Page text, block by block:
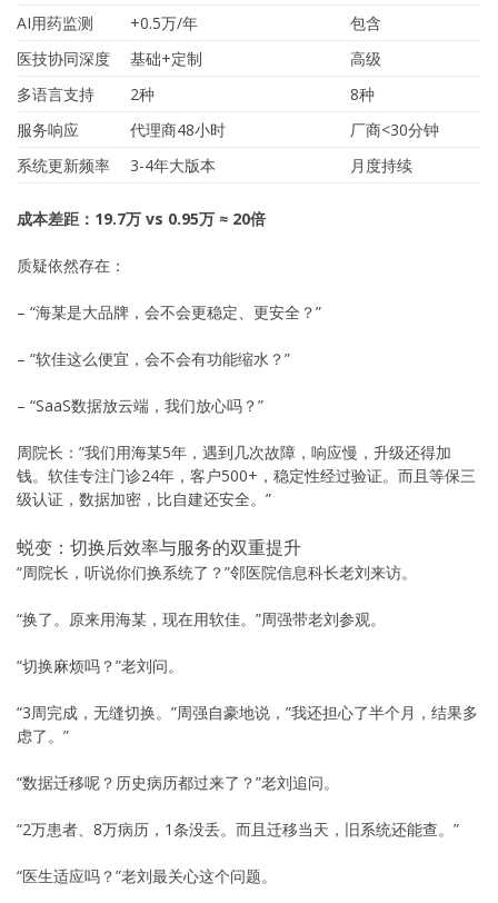
AI用药监测 +0.5万/年
包含
医技协同深度
基础+定制
高级
多语言支持
2种
8种
服务响应
代理商48小时
厂商<30分钟
系统更新频率
3-4年大版本 月度持续
成本差距：19.7万 vs 0.95万 ≈ 20倍
质疑依然存在：
– “海某是大品牌，会不会更稳定、更安全？”
– “软佳这么便宜，会不会有功能缩水？”
– “SaaS数据放云端，我们放心吗？”
周院长：”我们用海某5年，遇到几次故障，响应慢，升级还得加
钱。软佳专注门诊24年，客户500+，稳定性经过验证。而且等保三
级认证，数据加密，比自建还安全。”
蜕变：切换后效率与服务的双重提升
“周院长，听说你们换系统了？”邻医院信息科长老刘来访。
“换了。原来用海某，现在用软佳。”周强带老刘参观。
“切换麻烦吗？”老刘问。
“3周完成，无缝切换。”周强自豪地说，”我还担心了半个月，结果多
虑了。”
“数据迁移呢？历史病历都过来了？”老刘追问。
“2万患者、8万病历，1条没丢。而且迁移当天，旧系统还能查。”
“医生适应吗？”老刘最关心这个问题。